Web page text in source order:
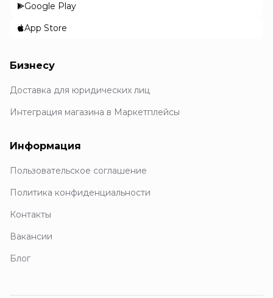
Google Play
App Store
Бизнесу
Доставка для юридических лиц
Интеграция магазина в Маркетплейсы
Информация
Пользовательское соглашение
Политика конфиденциальности
Контакты
Вакансии
Блог